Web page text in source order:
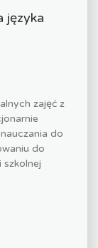
języka
zajęć z
do
do
szkolnej